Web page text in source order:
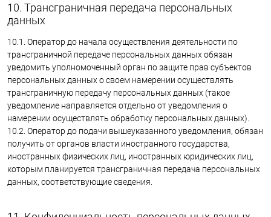
10. Трансграничная передача персональных
данных
10.1. Оператор до начала осуществления деятельности по
трансграничной передаче персональных данных обязан
уведомить уполномоченный орган по защите прав субъектов
персональных данных о своем намерении осуществлять
трансграничную передачу персональных данных (такое
уведомление направляется отдельно от уведомления о
намерении осуществлять обработку персональных данных).
10.2. Оператор до подачи вышеуказанного уведомления, обязан
получить от органов власти иностранного государства,
иностранных физических лиц, иностранных юридических лиц,
которым планируется трансграничная передача персональных
данных, соответствующие сведения.